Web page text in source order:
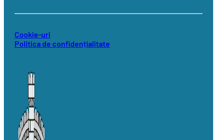
Cookie-uri
Politica de confidențialitate